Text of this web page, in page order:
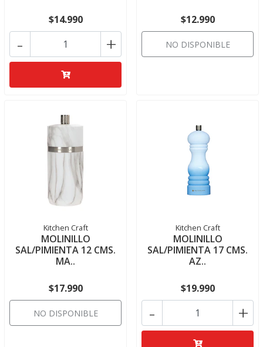
$14.990
+
-
$12.990
NO DISPONIBLE
Kitchen Craft
MOLINILLO
SAL/PIMIENTA 12 CMS.
MA..
$17.990
NO DISPONIBLE
Kitchen Craft
MOLINILLO
SAL/PIMIENTA 17 CMS.
AZ..
$19.990
+
-